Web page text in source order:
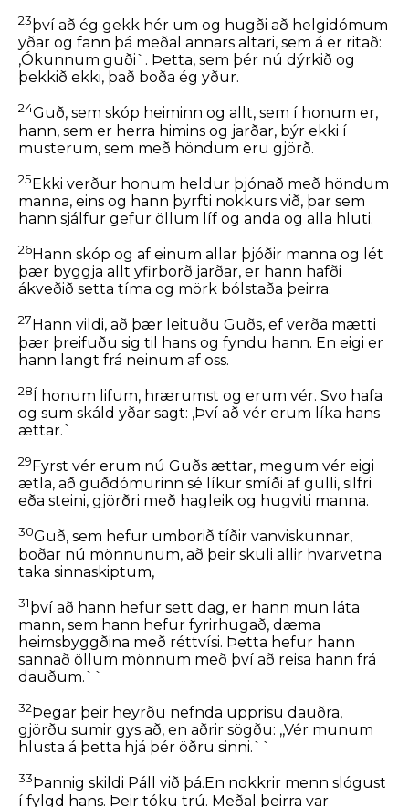
23því að ég gekk hér um og hugði að helgidómum
yðar og fann þá meðal annars altari, sem á er ritað:
,Ókunnum guði`. Þetta, sem þér nú dýrkið og
þekkið ekki, það boða ég yður.
24Guð, sem skóp heiminn og allt, sem í honum er,
hann, sem er herra himins og jarðar, býr ekki í
musterum, sem með höndum eru gjörð.
25Ekki verður honum heldur þjónað með höndum
manna, eins og hann þyrfti nokkurs við, þar sem
hann sjálfur gefur öllum líf og anda og alla hluti.
26Hann skóp og af einum allar þjóðir manna og lét
þær byggja allt yfirborð jarðar, er hann hafði
ákveðið setta tíma og mörk bólstaða þeirra.
27 Hann vildi, að þær leituðu Guðs, ef verða mætti
þær þreifuðu sig til hans og fyndu hann. En eigi er
hann langt frá neinum af oss.
28Í honum lifum, hrærumst og erum vér. Svo hafa
og sum skáld yðar sagt: ,Því að vér erum líka hans
ættar.`
29 Fyrst vér erum nú Guðs ættar, megum vér eigi
ætla, að guðdómurinn sé líkur smíði af gulli, silfri
eða steini, gjörðri með hagleik og hugviti manna.
30Guð, sem hefur umborið tíðir vanviskunnar,
boðar nú mönnunum, að þeir skuli allir hvarvetna
taka sinnaskiptum,
31því að hann hefur sett dag, er hann mun láta
mann, sem hann hefur fyrirhugað, dæma
heimsbyggðina með réttvísi. Þetta hefur hann
sannað öllum mönnum með því að reisa hann frá
dauðum.``
32 Þegar þeir heyrðu nefnda upprisu dauðra,
gjörðu sumir gys að, en aðrir sögðu: ,,Vér munum
hlusta á þetta hjá þér öðru sinni.``
33 Þannig skildi Páll við þá.En nokkrir menn slógust
í fylgd hans. Þeir tóku trú. Meðal þeirra var